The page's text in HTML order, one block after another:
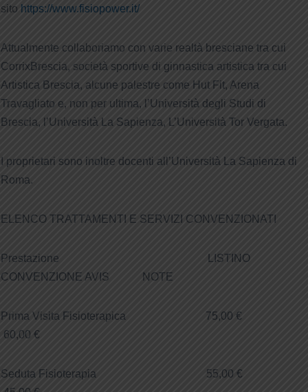
sito https://www.fisiopower.it/
Attualmente collaboriamo con varie realtà bresciane tra cui
CorrixBrescia, società sportive di ginnastica artistica tra cui
Artistica Brescia, alcune palestre come Hut Fit, Arena
Travagliato e, non per ultima, l’Università degli Studi di
Brescia, l’Università La Sapienza, L’Università Tor Vergata.
I proprietari sono inoltre docenti all’Università La Sapienza di
Roma.
ELENCO TRATTAMENTI E SERVIZI CONVENZIONATI
Prestazione LISTINO
CONVENZIONE AVIS NOTE
Prima Visita Fisioterapica 75,00 €
60,00 €
Seduta Fisioterapia 55,00 €